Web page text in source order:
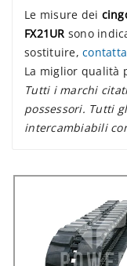
Le misure dei
FX21UR sono
sostituire,
La miglior qualità
Tutti i marchi
possessori. Tutti
intercambiabili